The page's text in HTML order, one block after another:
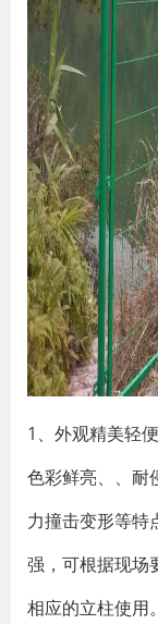
1、外观精美轻
色彩鲜亮、、耐
力撞击变形等特
强，可根据现场
相应的立柱使用